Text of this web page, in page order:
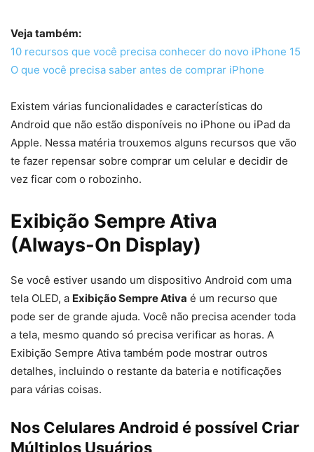
Veja também:
10 recursos que você precisa conhecer do novo iPhone 15
O que você precisa saber antes de comprar iPhone
Existem várias funcionalidades e características do
Android que não estão disponíveis no iPhone ou iPad da
Apple. Nessa matéria trouxemos alguns recursos que vão
te fazer repensar sobre comprar um celular e decidir de
vez ficar com o robozinho.
Exibição Sempre Ativa
(Always-On Display)
Se você estiver usando um dispositivo Android com uma
tela OLED, a Exibição Sempre Ativa é um recurso que
pode ser de grande ajuda. Você não precisa acender toda
a tela, mesmo quando só precisa verificar as horas. A
Exibição Sempre Ativa também pode mostrar outros
detalhes, incluindo o restante da bateria e notificações
para várias coisas.
Nos Celulares Android é possível Criar
Múltiplos Usuários